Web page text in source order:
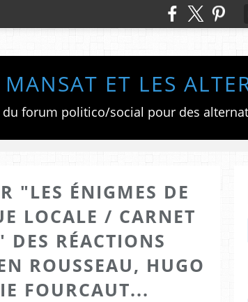
MANSAT ET LES
"LES ÉNIGMES DE
LOCALE / CARNET
DES RÉACTIONS
ROUSSEAU, HUGO
FOURCAUT...